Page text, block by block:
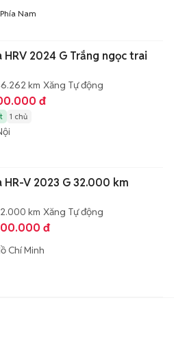
Nam
HRV 2024 G Trắng ngọc trai
km Xăng Tự động
đ
1 chủ
HR-V 2023 G 32.000 km
km Xăng Tự động
đ
Chí Minh